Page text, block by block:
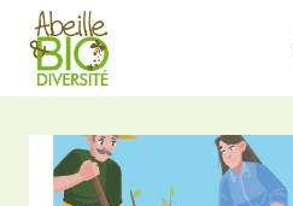
Aller
contenu